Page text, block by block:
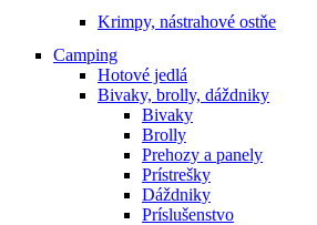
Krimpy, nástrahové ostňe
Camping
Hotové jedlá
Bivaky, brolly, dáždniky
Bivaky
Brolly
Prehozy a panely
Prístrešky
Dáždniky
Príslušenstvo